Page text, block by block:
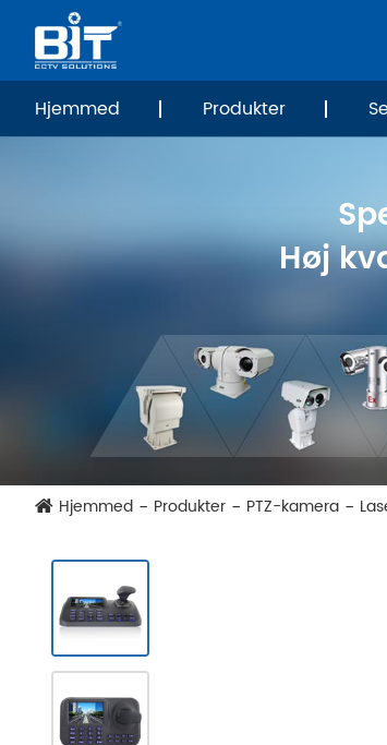
Hjemmed Produkter
Høj
Hjemmed Produkter PTZ-kamera